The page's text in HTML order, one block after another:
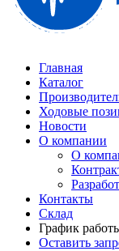
Главная
Каталог
Ходовые
Новости
О компании
О
Контакты
Склад
График
Оставить